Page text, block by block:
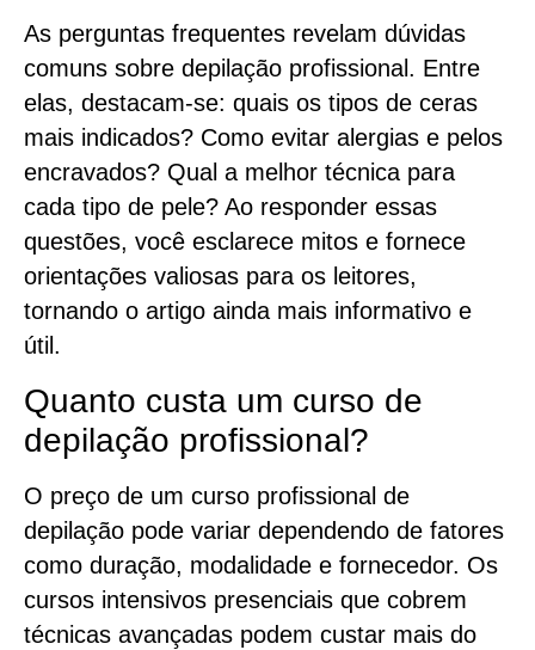
As perguntas frequentes revelam dúvidas
comuns sobre depilação profissional. Entre
elas, destacam-se: quais os tipos de ceras
mais indicados? Como evitar alergias e pelos
encravados? Qual a melhor técnica para
cada tipo de pele? Ao responder essas
questões, você esclarece mitos e fornece
orientações valiosas para os leitores,
tornando o artigo ainda mais informativo e
útil.
Quanto custa um curso de
depilação profissional?
O preço de um curso profissional de
depilação pode variar dependendo de fatores
como duração, modalidade e fornecedor. Os
cursos intensivos presenciais que cobrem
técnicas avançadas podem custar mais do